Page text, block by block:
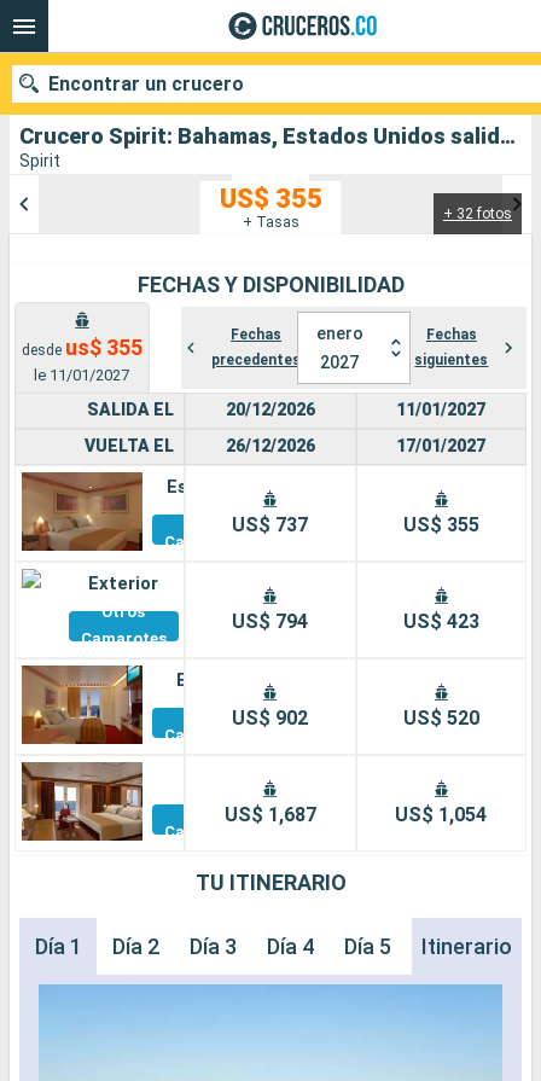
Crucero Spirit: Bahamas, Estados Unidos salida desde Mobile
Spirit
+ 32 fotos
US$ 355
+ Tasas
FECHAS Y DISPONIBILIDAD
desde us$ 355
le 11/01/2027
Fechas
precedentes
enero
2027
Fechas
siguientes
SALIDA EL
VUELTA EL
Estándar
Camarotes
Exterior
Otros
Camarotes
Balcón
Camarotes
Otros
Camarotes
20/12/2026
26/12/2026
US$ 737
US$ 794
US$ 902
US$ 1,687
11/01/2027
17/01/2027
US$ 355
US$ 423
US$ 520
US$ 1,054
TU ITINERARIO
Día 1 Día 2 Día 3 Día 4 Día 5 Día 6 Día
Itinerario
Encontrar un crucero
Puertos Compañías
Buscar